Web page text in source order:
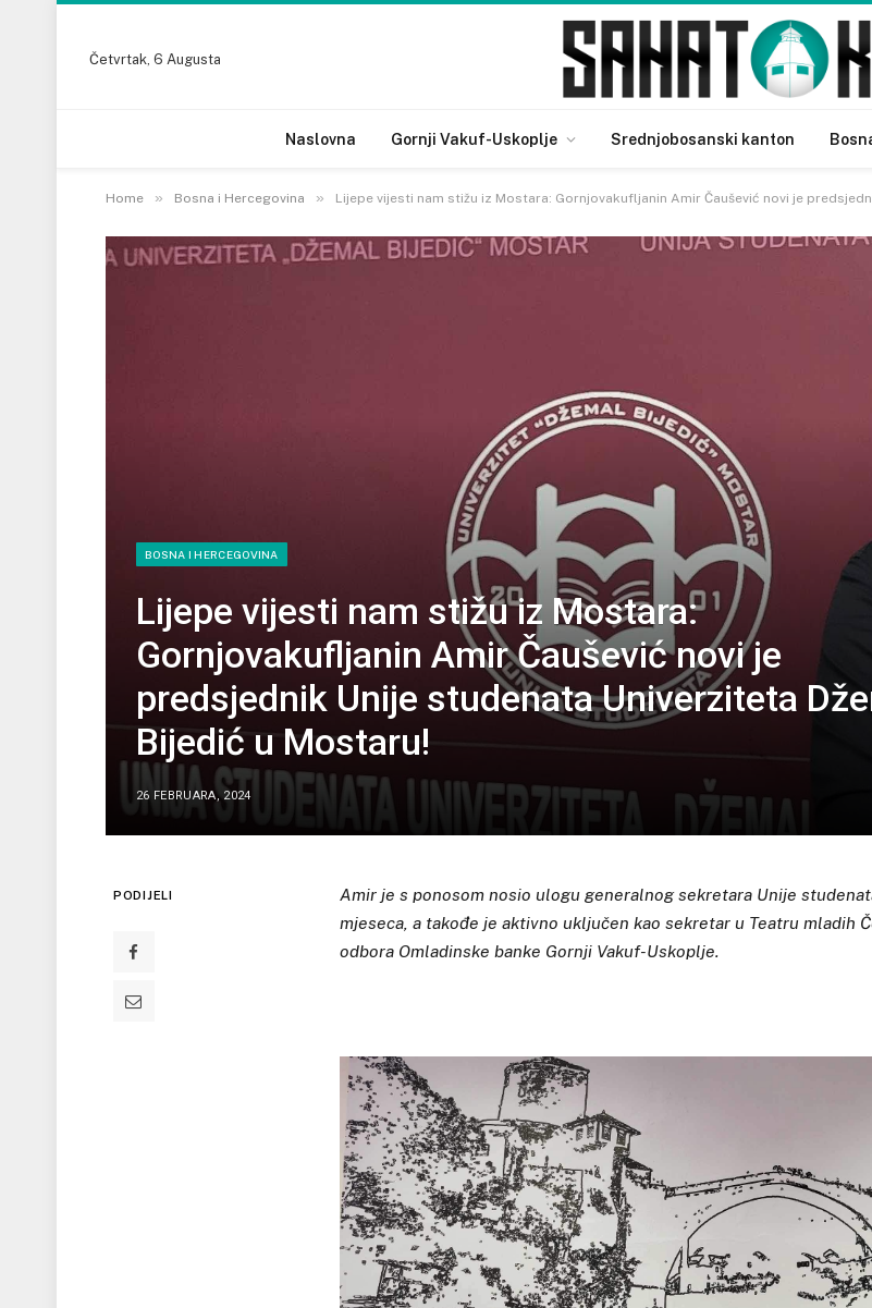
Četvrtak, 6 Augusta
Naslovna Gornji Vakuf-Uskoplje Srednjobosanski kanton
Home » Bosna i Hercegovina » Lijepe vijesti nam stižu iz Mostara: Gornjovakufljanin Amir Čaušević novi je
BOSNA I HERCEGOVINA
Lijepe vijesti nam stižu iz Mostara:
Gornjovakufljanin Amir Čaušević novi je
predsjednik Unije studenata Univerziteta
Bijedić u Mostaru!
26 FEBRUARA, 2024
PODIJELI
Amir je s ponosom nosio ulogu generalnog sekretara Unije
mjeseca, a takođe je aktivno uključen kao sekretar u Teatru mladih
odbora Omladinske banke Gornji Vakuf-Uskoplje.